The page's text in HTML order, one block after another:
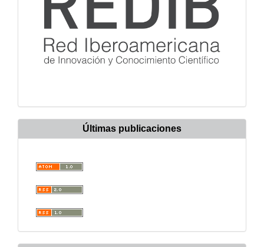
Últimas publicaciones